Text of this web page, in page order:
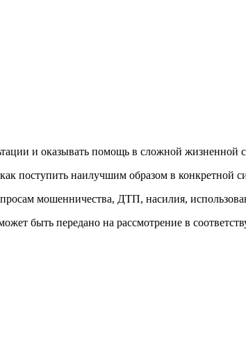
и оказывать помощь в сложной жизненной
поступить наилучшим образом в конкретной
мошенничества, ДТП, насилия,
быть передано на рассмотрение в